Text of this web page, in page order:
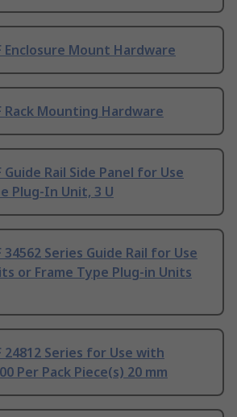
Enclosure Mount Hardware
Rack Mounting Hardware
Guide Rail Side Panel for Use
Plug-In Unit, 3 U
34562 Series Guide Rail for Use
or Frame Type Plug-in Units
24812 Series for Use with
Per Pack Piece(s) 20 mm